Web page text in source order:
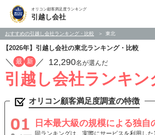
オリコン顧客満足度ランキング
引越し会社
おすすめの引越し会社ランキング・比較 東北
【2026年】引越し会社の東北ランキング・比較
／ 最 新 ／ 12,290名が選んだ
引越し会社ランキン
オリコン顧客満足度調査の特徴
日本最大級の規模による独自
同ランキングは、実際にサービスを利用し